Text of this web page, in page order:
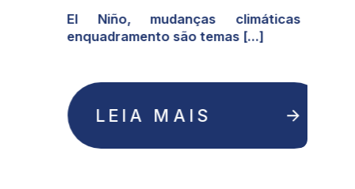
El Niño, mudanças climáticas e
enquadramento são temas [...]
LEIA MAIS